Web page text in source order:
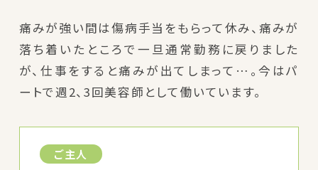
痛みが強い間は傷病手当をもらって休み、痛みが
落ち着いたところで一旦通常勤務に戻りました
が、仕事をすると痛みが出てしまって…。今はパ
ートで週2、3回美容師として働いています。
ご主人